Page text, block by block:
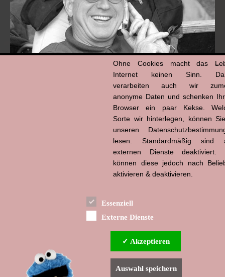
Ohne Cookies macht das
Internet keinen Sinn.
verarbeiten auch wir
anonyme Daten und schenken
Browser ein paar Kekse.
Sorte wir hinterlegen, können
unseren
lesen. Standardmäßig sind
externen Dienste deaktiviert.
können diese jedoch nach
aktivieren & deaktivieren.
Essenziell
Externe Dienste
✓ Akzeptieren
Auswahl speichern